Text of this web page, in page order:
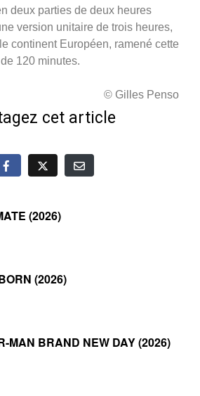
deux parties de deux heures
version unitaire de trois heures,
continent Européen, ramené cette
120 minutes.
© Gilles Penso
cet article
(2026)
(2026)
MAN BRAND NEW DAY (2026)